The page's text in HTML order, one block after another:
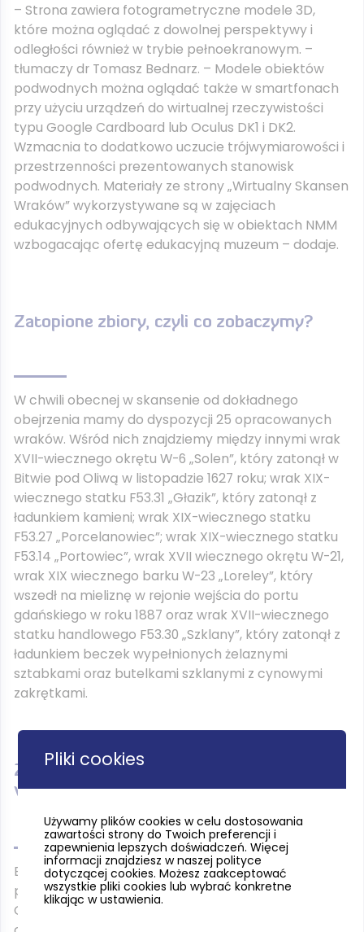
– Strona zawiera fotogrametryczne modele 3D,
które można oglądać z dowolnej perspektywy i
odległości również w trybie pełnoekranowym. –
tłumaczy dr Tomasz Bednarz. – Modele obiektów
podwodnych można oglądać także w smartfonach
przy użyciu urządzeń do wirtualnej rzeczywistości
typu Google Cardboard lub Oculus DK1 i DK2.
Wzmacnia to dodatkowo uczucie trójwymiarowości i
przestrzenności prezentowanych stanowisk
podwodnych. Materiały ze strony „Wirtualny Skansen
Wraków” wykorzystywane są w zajęciach
edukacyjnych odbywających się w obiektach NMM
wzbogacając ofertę edukacyjną muzeum – dodaje.
Zatopione zbiory, czyli co zobaczymy?
W chwili obecnej w skansenie od dokładnego
obejrzenia mamy do dyspozycji 25 opracowanych
wraków. Wśród nich znajdziemy między innymi wrak
XVII-wiecznego okrętu W-6 „Solen”, który zatonął w
Bitwie pod Oliwą w listopadzie 1627 roku; wrak XIX-
wiecznego statku F53.31 „Głazik”, który zatonął z
ładunkiem kamieni; wrak XIX-wiecznego statku
F53.27 „Porcelanowiec”; wrak XIX-wiecznego statku
F53.14 „Portowiec”, wrak XVII wiecznego okrętu W-21,
wrak XIX wiecznego barku W-23 „Loreley”, który
wszedł na mieliznę w rejonie wejścia do portu
gdańskiego w roku 1887 oraz wrak XVII-wiecznego
statku handlowego F53.30 „Szklany”, który zatonął z
ładunkiem beczek wypełnionych żelaznymi
sztabkami oraz butelkami szklanymi z cynowymi
zakrętkami.
Zobacz także: Centrum Konserwacji
Wraków Statków w Tczewie
Ekipa badawcza NMM została nominowana do
prestiżowej nagrody TRAVELERY 2015 National
Geographic w kategorii „Naukowe Odkrycie Roku” za
Pliki cookies
Używamy plików cookies w celu dostosowania
zawartości strony do Twoich preferencji i
zapewnienia lepszych doświadczeń. Więcej
informacji znajdziesz w naszej polityce
dotyczącej cookies. Możesz zaakceptować
wszystkie pliki cookies lub wybrać konkretne
klikając w ustawienia.